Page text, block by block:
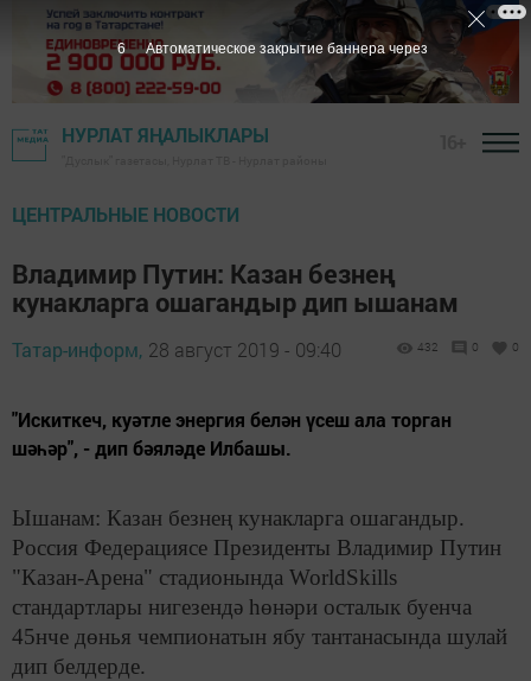
НУРЛАТ ЯҢАЛЫКЛАРЫ
ЦЕНТРАЛЬНЫЕ НОВОСТИ
Владимир Путин: Казан безнең
кунакларга ошагандыр дип ышанам
Татар-информ, 28 август 2019 - 09:40 432 0 0
"Искиткеч, куәтле энергия белән үсеш ала торган
шәһәр", - дип бәяләде Илбашы.
Ышанам: Казан безнең кунакларга ошагандыр.
Россия Федерациясе Президенты Владимир Путин
"Казан-Арена" стадионында WorldSkills
стандартлары нигезендә һөнәри осталык буенча
45нче дөнья чемпионатын ябу тантанасында шулай
дип белдерде.
5 Автоматическое закрытие баннера через